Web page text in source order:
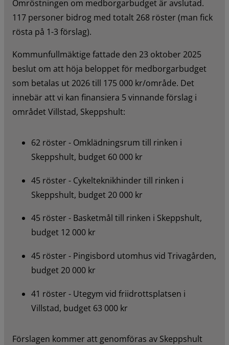
Omröstningen om medborgarbudget är avslutad.
117 personer bidrog med totalt 268 röster (man fick
rösta på 1-3 förslag).
Kommunfullmäktige fattade den 23 oktober 2025
beslut om att höja beloppet för medborgarbudget
som betalas ut 2026 till 175 000 kr/område. Det
innebär att vi kan finansiera 5 vinnande förslag i
området Villstad, Skeppshult:
62 röster - Omklädningsrum till rinken i
Skeppshult, budget 60 000 kr
45 röster - Cykelteknikhinder till rinken i
Skeppshult, budget 20 000 kr
45 röster - Basketmål till rinken i Skeppshult,
budget 12 000 kr
45 röster - Pingisbord utomhus vid Trivagården,
budget 20 000 kr
41 röster - Utegym vid friidrottsplatsen i
Villstad, budget 63 000 kr
Förslagen kommer att genomföras av Skeppshult